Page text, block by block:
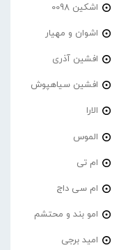
اشکین 0098
اشوان و مهیار
افشین آذری
افشین سیاهپوش
الارا
الموس
ام تی
ام سی داج
امو بند و محتشم
امید برجی